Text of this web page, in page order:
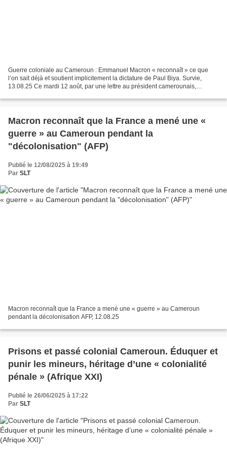
Guerre coloniale au Cameroun : Emmanuel Macron « reconnaît » ce que
l’on sait déjà et soutient implicitement la dictature de Paul Biya. Survie,
13.08.25 Ce mardi 12 août, par une lettre au président camerounais,
Macron reconnaît que la France a mené une «
guerre » au Cameroun pendant la
"décolonisation" (AFP)
Publié le 12/08/2025 à 19:49
Par SLT
Macron reconnaît que la France a mené une « guerre » au Cameroun
pendant la décolonisation AFP, 12.08.25
Prisons et passé colonial Cameroun. Éduquer et
punir les mineurs, héritage d’une « colonialité
pénale » (Afrique XXI)
Publié le 26/06/2025 à 17:22
Par SLT